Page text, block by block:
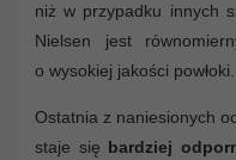
niż w przypadku innych
Nielsen jest
o wysokiej jakości powłoki.
Ostatnia z naniesionych
staje się bardziej